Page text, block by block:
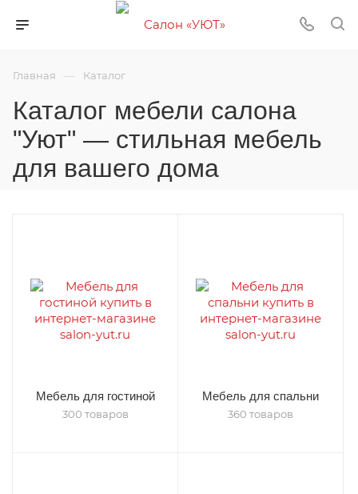
Главная — Каталог
Каталог мебели салона
"Уют" — стильная мебель
для вашего дома
Мебель для гостиной
300 товаров
Мебель для спальни
360 товаров